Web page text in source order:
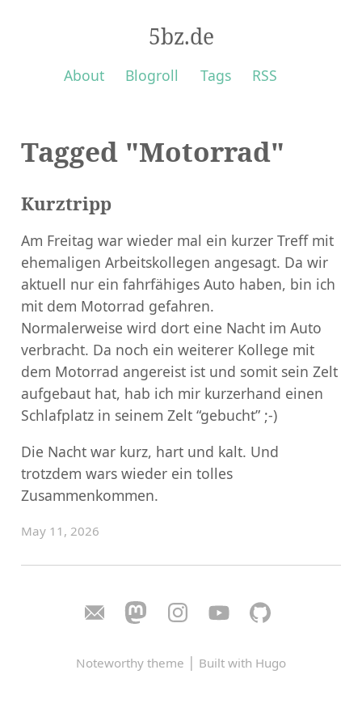
5bz.de
About Blogroll Tags RSS
Tagged "Motorrad"
Kurztripp
Am Freitag war wieder mal ein kurzer Treff mit
ehemaligen Arbeitskollegen angesagt. Da wir
aktuell nur ein fahrfähiges Auto haben, bin ich
mit dem Motorrad gefahren.
Normalerweise wird dort eine Nacht im Auto
verbracht. Da noch ein weiterer Kollege mit
dem Motorrad angereist ist und somit sein Zelt
aufgebaut hat, hab ich mir kurzerhand einen
Schlafplatz in seinem Zelt “gebucht” ;-)
Die Nacht war kurz, hart und kalt. Und
trotzdem wars wieder ein tolles
Zusammenkommen.
May 11, 2026
Noteworthy theme | Built with Hugo